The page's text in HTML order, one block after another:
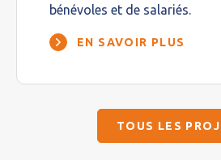
bénévoles et de salariés.
EN SAVOIR PLUS
TOUS LES